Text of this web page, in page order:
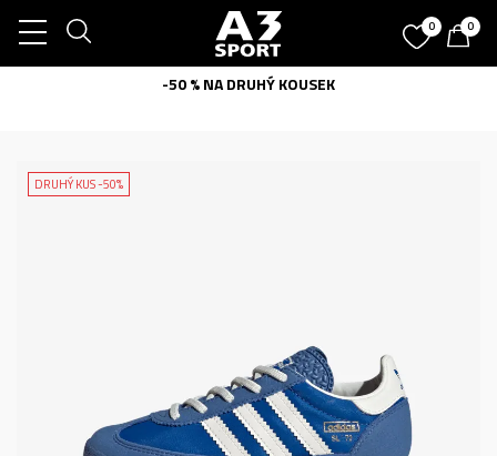
0 0
-50 % NA DRUHÝ KOUSEK
DRUHÝ KUS -50%